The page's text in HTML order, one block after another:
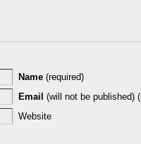
Name (required)
Email (will not be published)
Website